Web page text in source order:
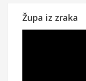
Župa iz zraka